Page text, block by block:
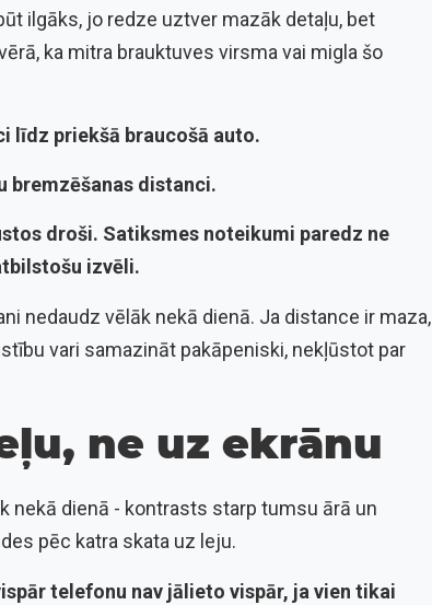
ilgāks, jo redze uztver mazāk detaļu, bet
ka mitra brauktuves virsma vai migla šo
līdz priekšā braucošā auto.
bremzēšanas distanci.
droši. Satiksmes noteikumi paredz ne
izvēli.
nedaudz vēlāk nekā dienā. Ja distance ir maza,
vari samazināt pakāpeniski, nekļūstot par
ne uz ekrānu
nekā dienā - kontrasts starp tumsu ārā un
pēc katra skata uz leju.
telefonu nav jālieto vispār, ja vien tikai